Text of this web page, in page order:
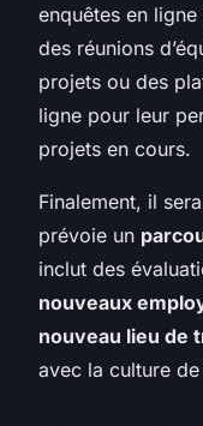
enquêtes en
des réunions
projets ou des
ligne pour leur
projets en cours.
Finalement, il
prévoie un
inclut des
nouveaux
nouveau lieu de
avec la culture de